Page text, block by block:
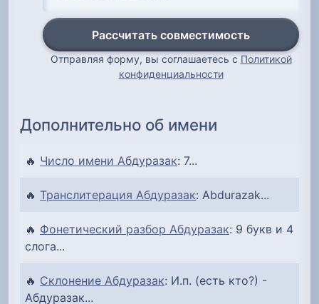
Рассчитать совместимость
Отправляя форму, вы соглашаетесь с Политикой
конфиденциальности
Дополнительно об имени
🔥 Число имени Абдуразак: 7...
🔥 Транслитерация Абдуразак: Abdurazak...
🔥 Фонетический разбор Абдуразак: 9 букв и 4
слога...
🔥 Склонение Абдуразак: И.п. (есть кто?) -
Абдуразак...